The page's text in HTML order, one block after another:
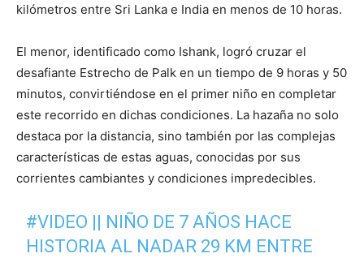
kilómetros entre Sri Lanka e India en menos de 10 horas.
El menor, identificado como Ishank, logró cruzar el
desafiante Estrecho de Palk en un tiempo de 9 horas y 50
minutos, convirtiéndose en el primer niño en completar
este recorrido en dichas condiciones. La hazaña no solo
destaca por la distancia, sino también por las complejas
características de estas aguas, conocidas por sus
corrientes cambiantes y condiciones impredecibles.
#VIDEO || NIÑO DE 7 AÑOS HACE
HISTORIA AL NADAR 29 KM ENTRE